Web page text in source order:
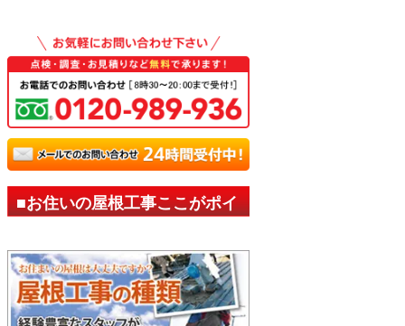
■お住いの屋根工事ここがポイ